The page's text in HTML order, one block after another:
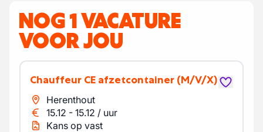
NOG 1 VACATURE
VOOR JOU
Chauffeur CE afzetcontainer (M/V/X)
Herenthout
15.12 - 15.12 / uur
Kans op vast